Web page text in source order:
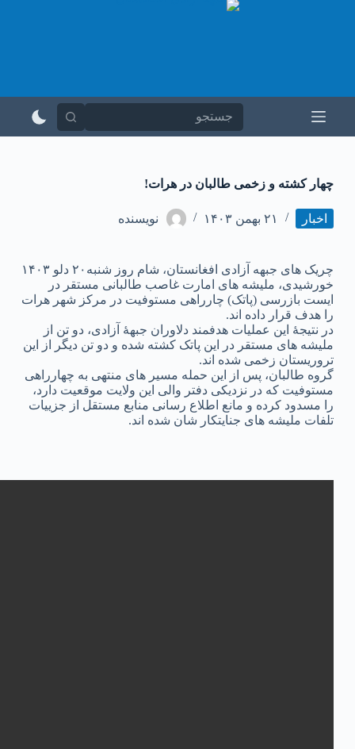
و
چهار کشته و زخمی طالبان در هرات!
اخبار ۲۱ بهمن ۱۴۰۳ نویسنده
چریک های جبهه آزادی افغانستان، شام روز شنبه۲۰ دلو ۱۴۰۳
خورشیدی، ملیشه های امارت غاصب طالبانی مستقر در
ایست بازرسی (پاتک) چارراهی مستوفیت در مرکز شهر هرات
را هدف قرار داده اند.
در نتیجۀ این عملیات هدفمند دلاوران جبهۀ آزادی، دو تن از
ملیشه های مستقر در این پاتک کشته شده و دو تن دیگر از این
تروریستان زخمی شده اند.
گروه طالبان، پس از این حمله مسیر های منتهی به چهارراهی
مستوفیت که در نزدیکی دفتر والی این ولایت موقعیت دارد،
را مسدود کرده و مانع اطلاع رسانی منابع مستقل از جزییات
تلفات ملیشه های جنایتکار شان شده اند.